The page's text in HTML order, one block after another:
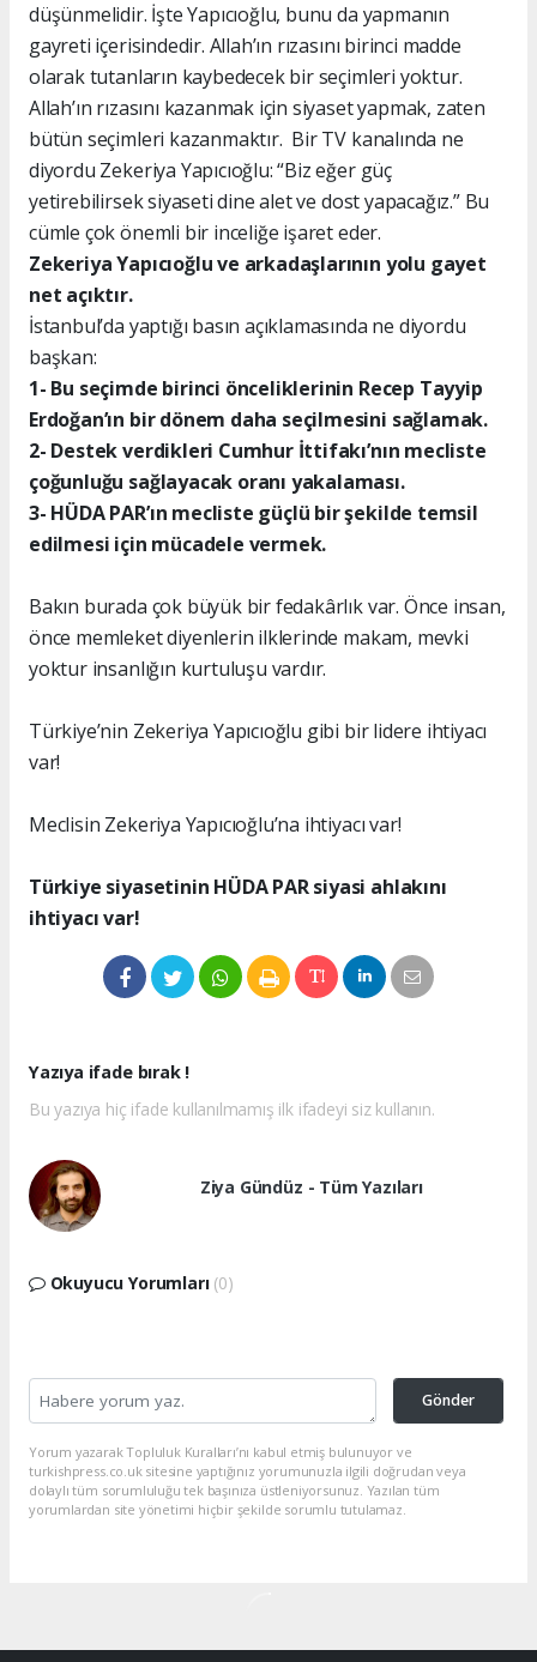
düşünmelidir. İşte Yapıcıoğlu, bunu da yapmanın
gayreti içerisindedir. Allah’ın rızasını birinci madde
olarak tutanların kaybedecek bir seçimleri yoktur.
Allah’ın rızasını kazanmak için siyaset yapmak, zaten
bütün seçimleri kazanmaktır. Bir TV kanalında ne
diyordu Zekeriya Yapıcıoğlu: “Biz eğer güç
yetirebilirsek siyaseti dine alet ve dost yapacağız.” Bu
cümle çok önemli bir inceliğe işaret eder.
Zekeriya Yapıcıoğlu ve arkadaşlarının yolu gayet
net açıktır.
İstanbul’da yaptığı basın açıklamasında ne diyordu
başkan:
1- Bu seçimde birinci önceliklerinin Recep Tayyip
Erdoğan’ın bir dönem daha seçilmesini sağlamak.
2- Destek verdikleri Cumhur İttifakı’nın mecliste
çoğunluğu sağlayacak oranı yakalaması.
3- HÜDA PAR’ın mecliste güçlü bir şekilde temsil
edilmesi için mücadele vermek.
Bakın burada çok büyük bir fedakârlık var. Önce insan,
önce memleket diyenlerin ilklerinde makam, mevki
yoktur insanlığın kurtuluşu vardır.
Türkiye’nin Zekeriya Yapıcıoğlu gibi bir lidere ihtiyacı
var!
Meclisin Zekeriya Yapıcıoğlu’na ihtiyacı var!
Türkiye siyasetinin HÜDA PAR siyasi ahlakını
ihtiyacı var!
Yazıya ifade bırak !
Bu yazıya hiç ifade kullanılmamış ilk ifadeyi siz kullanın.
Ziya Gündüz - Tüm Yazıları
Okuyucu Yorumları (0)
Gönder
Yorum yazarak Topluluk Kuralları’nı kabul etmiş bulunuyor ve
turkishpress.co.uk sitesine yaptığınız yorumunuzla ilgili doğrudan veya
dolaylı tüm sorumluluğu tek başınıza üstleniyorsunuz. Yazılan tüm
yorumlardan site yönetimi hiçbir şekilde sorumlu tutulamaz.